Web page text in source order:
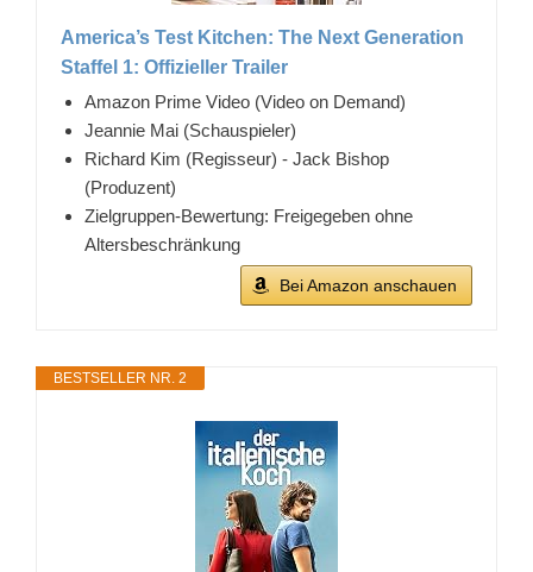
America’s Test Kitchen: The Next Generation
Staffel 1: Offizieller Trailer
Amazon Prime Video (Video on Demand)
Jeannie Mai (Schauspieler)
Richard Kim (Regisseur) - Jack Bishop
(Produzent)
Zielgruppen-Bewertung: Freigegeben ohne
Altersbeschränkung
Bei Amazon anschauen
BESTSELLER NR. 2